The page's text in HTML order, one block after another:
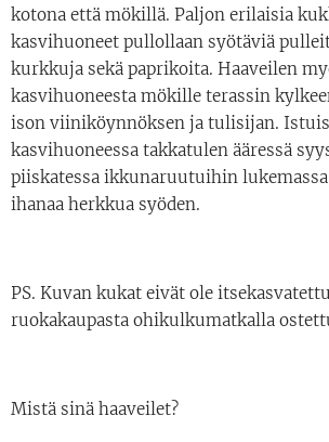
kotona että mökillä. Paljon erilaisia
kasvihuoneet pullollaan syötäviä
kurkkuja sekä paprikoita. Haaveilen
kasvihuoneesta mökille terassin
ison viiniköynnöksen ja tulisijan.
kasvihuoneessa takkatulen ääressä
piiskatessa ikkunaruutuihin
ihanaa herkkua syöden.
PS. Kuvan kukat eivät ole
ruokakaupasta ohikulkumatkalla
Mistä sinä haaveilet?